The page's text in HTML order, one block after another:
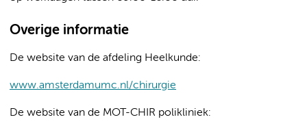
Overige informatie
De website van de afdeling Heelkunde:
www.amsterdamumc.nl/chirurgie
De website van de MOT-CHIR polikliniek: